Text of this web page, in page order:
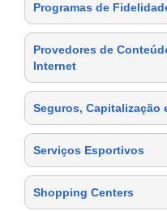
Programas de
Provedores de
Internet
Seguros, Capitalização
Serviços Esportivos
Shopping Centers